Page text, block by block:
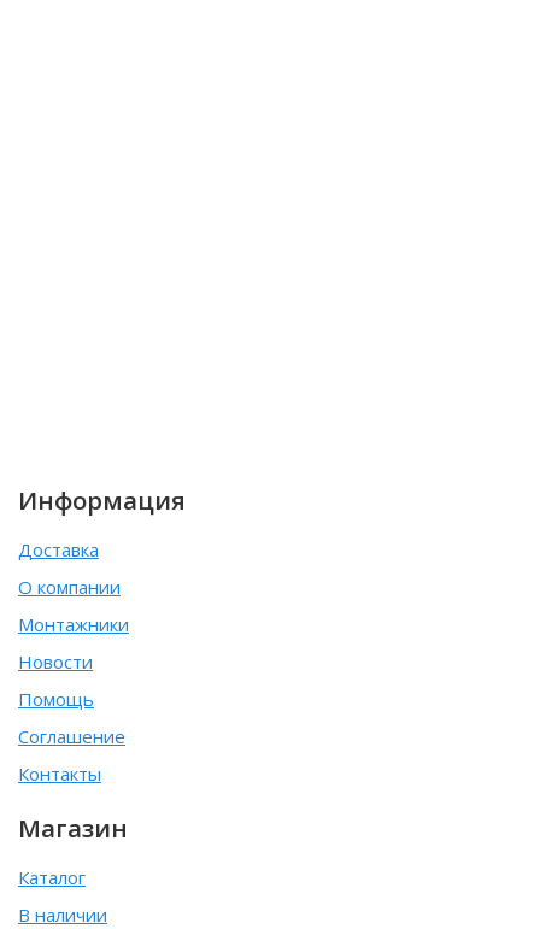
Информация
Доставка
О компании
Монтажники
Новости
Помощь
Соглашение
Контакты
Магазин
Каталог
В наличии